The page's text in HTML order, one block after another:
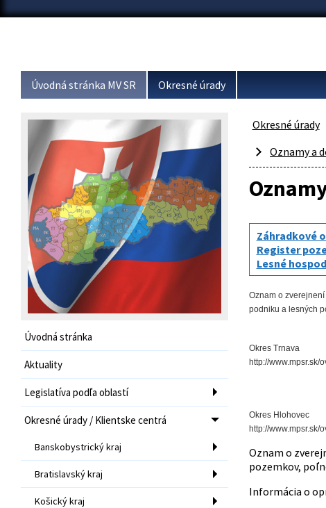
Úvodná stránka MV SR Okresné úrady
Úvodná stránka
Aktuality
Legislatíva podľa oblastí
Okresné úrady / Klientske centrá
Banskobystrický kraj
Bratislavský kraj
Košický kraj
Okresné úrady
Oznamy a
Záhradkové
Register
Lesné
Oznam o
podniku a lesných
Okres Trnava
http://www.mpsr.sk/
Okres Hlohovec
http://www.mpsr.sk/
Oznam o
pozemkov,
Informácia o